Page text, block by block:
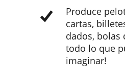
Produce
cartas,
dados, bolas
todo lo que
imaginar!